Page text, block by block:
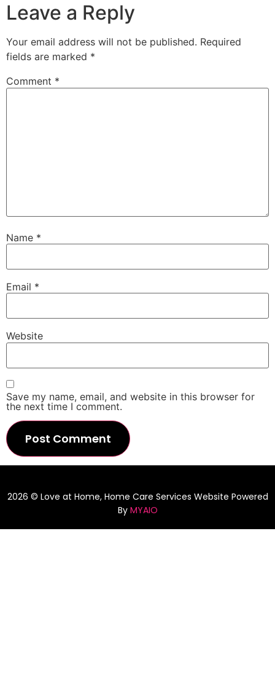
Leave a Reply
Your email address will not be published. Required
fields are marked *
Comment *
Name *
Email *
Website
Save my name, email, and website in this browser for
the next time I comment.
2026 © Love at Home, Home Care Services Website Powered
By MYAIO